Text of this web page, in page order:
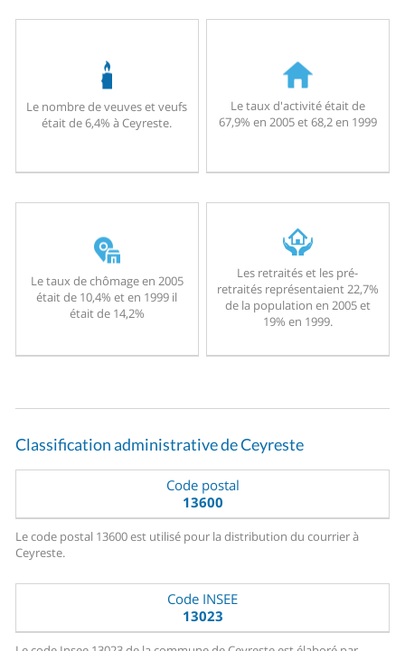
Le nombre de veuves et veufs
était de 6,4% à Ceyreste.
Le taux d'activité était de
67,9% en 2005 et 68,2 en 1999
Le taux de chômage en 2005
était de 10,4% et en 1999 il
était de 14,2%
Les retraités et les pré-
retraités représentaient 22,7%
de la population en 2005 et
19% en 1999.
Classification administrative de Ceyreste
Code postal
13600
Le code postal 13600 est utilisé pour la distribution du courrier à
Ceyreste.
Code INSEE
13023